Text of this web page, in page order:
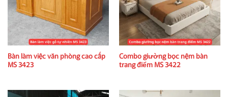
Bàn làm việc văn phòng cao cấp
MS 3423
Combo giường bọc nệm bàn
trang điểm MS 3422